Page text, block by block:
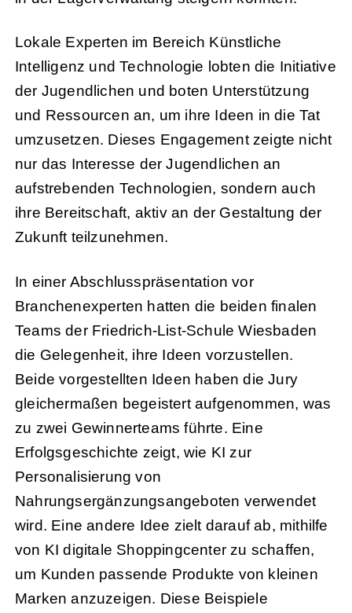
Lokale Experten im Bereich Künstliche
Intelligenz und Technologie lobten die Initiative
der Jugendlichen und boten Unterstützung
und Ressourcen an, um ihre Ideen in die Tat
umzusetzen. Dieses Engagement zeigte nicht
nur das Interesse der Jugendlichen an
aufstrebenden Technologien, sondern auch
ihre Bereitschaft, aktiv an der Gestaltung der
Zukunft teilzunehmen.
In einer Abschlusspräsentation vor
Branchenexperten hatten die beiden finalen
Teams der Friedrich-List-Schule Wiesbaden
die Gelegenheit, ihre Ideen vorzustellen.
Beide vorgestellten Ideen haben die Jury
gleichermaßen begeistert aufgenommen, was
zu zwei Gewinnerteams führte. Eine
Erfolgsgeschichte zeigt, wie KI zur
Personalisierung von
Nahrungsergänzungsangeboten verwendet
wird. Eine andere Idee zielt darauf ab, mithilfe
von KI digitale Shoppingcenter zu schaffen,
um Kunden passende Produkte von kleinen
Marken anzuzeigen. Diese Beispiele